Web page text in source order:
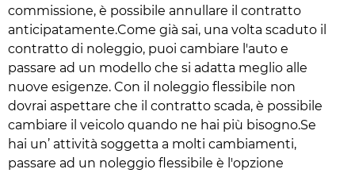
commissione, è possibile annullare il contratto
anticipatamente.Come già sai, una volta scaduto il
contratto di noleggio, puoi cambiare l'auto e
passare ad un modello che si adatta meglio alle
nuove esigenze. Con il noleggio flessibile non
dovrai aspettare che il contratto scada, è possibile
cambiare il veicolo quando ne hai più bisogno.Se
hai un’ attività soggetta a molti cambiamenti,
passare ad un noleggio flessibile è l'opzione